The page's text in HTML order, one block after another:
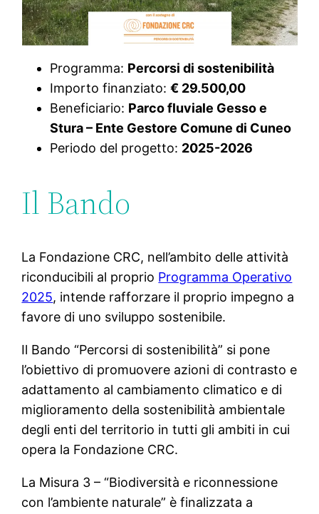
Programma: Percorsi di sostenibilità
Importo finanziato:€ 29.500,00
Beneficiario: Parco fluviale Gesso e
Stura – Ente Gestore Comune di Cuneo
Periodo del progetto: 2025-2026
Il Bando
La Fondazione CRC, nell’ambito delle attività
riconducibili al proprio Programma Operativo
2025, intende rafforzare il proprio impegno a
favore di uno sviluppo sostenibile.
Il Bando “Percorsi di sostenibilità” si pone
l’obiettivo di promuovere azioni di contrasto e
adattamento al cambiamento climatico e di
miglioramento della sostenibilità ambientale
degli enti del territorio in tutti gli ambiti in cui
opera la Fondazione CRC.
La Misura 3 – “Biodiversità e riconnessione
con l’ambiente naturale” è finalizzata a